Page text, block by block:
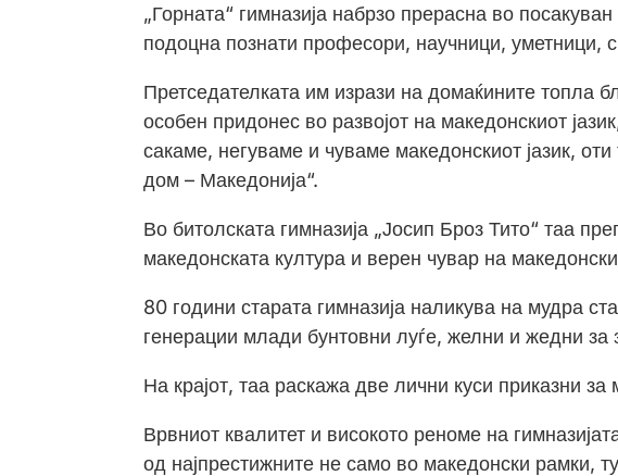
„Горната“ гимназија набрзо прерасна во
подоцна познати професори, научници, уметници,
Претседателката им изрази на домаќините топла
особен придонес во развојот на македонскиот
сакаме, негуваме и чуваме македонскиот јазик,
дом – Македонија“.
Во битолската гимназија „Јосип Броз Тито“ таа
македонската култура и верен чувар на
80 години старата гимназија наликува на мудра
генерации млади бунтовни луѓе, желни и жедни
На крајот, таа раскажа две лични куси приказни за
Врвниот квалитет и високото реноме на
од најпрестижните не само во македонски рамки,